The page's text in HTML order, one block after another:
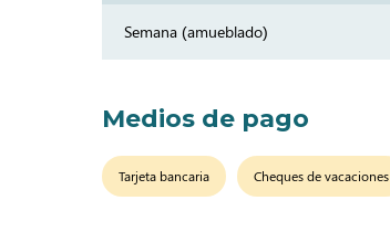
Semana (amueblado)
Medios de pago
Tarjeta bancaria Cheques de vacaciones